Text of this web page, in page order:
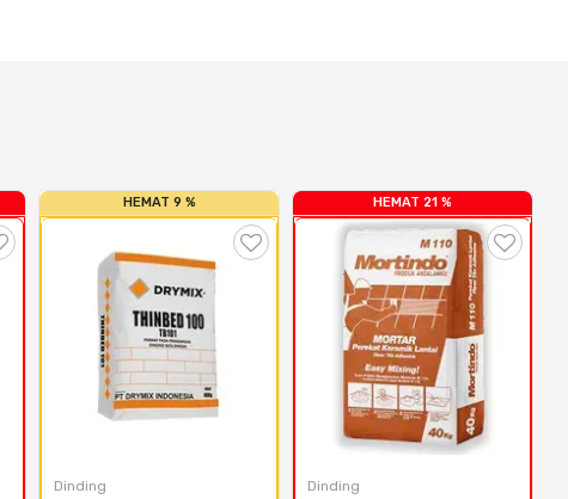
HEMAT 9 %
Dinding
HEMAT 21 %
Dinding